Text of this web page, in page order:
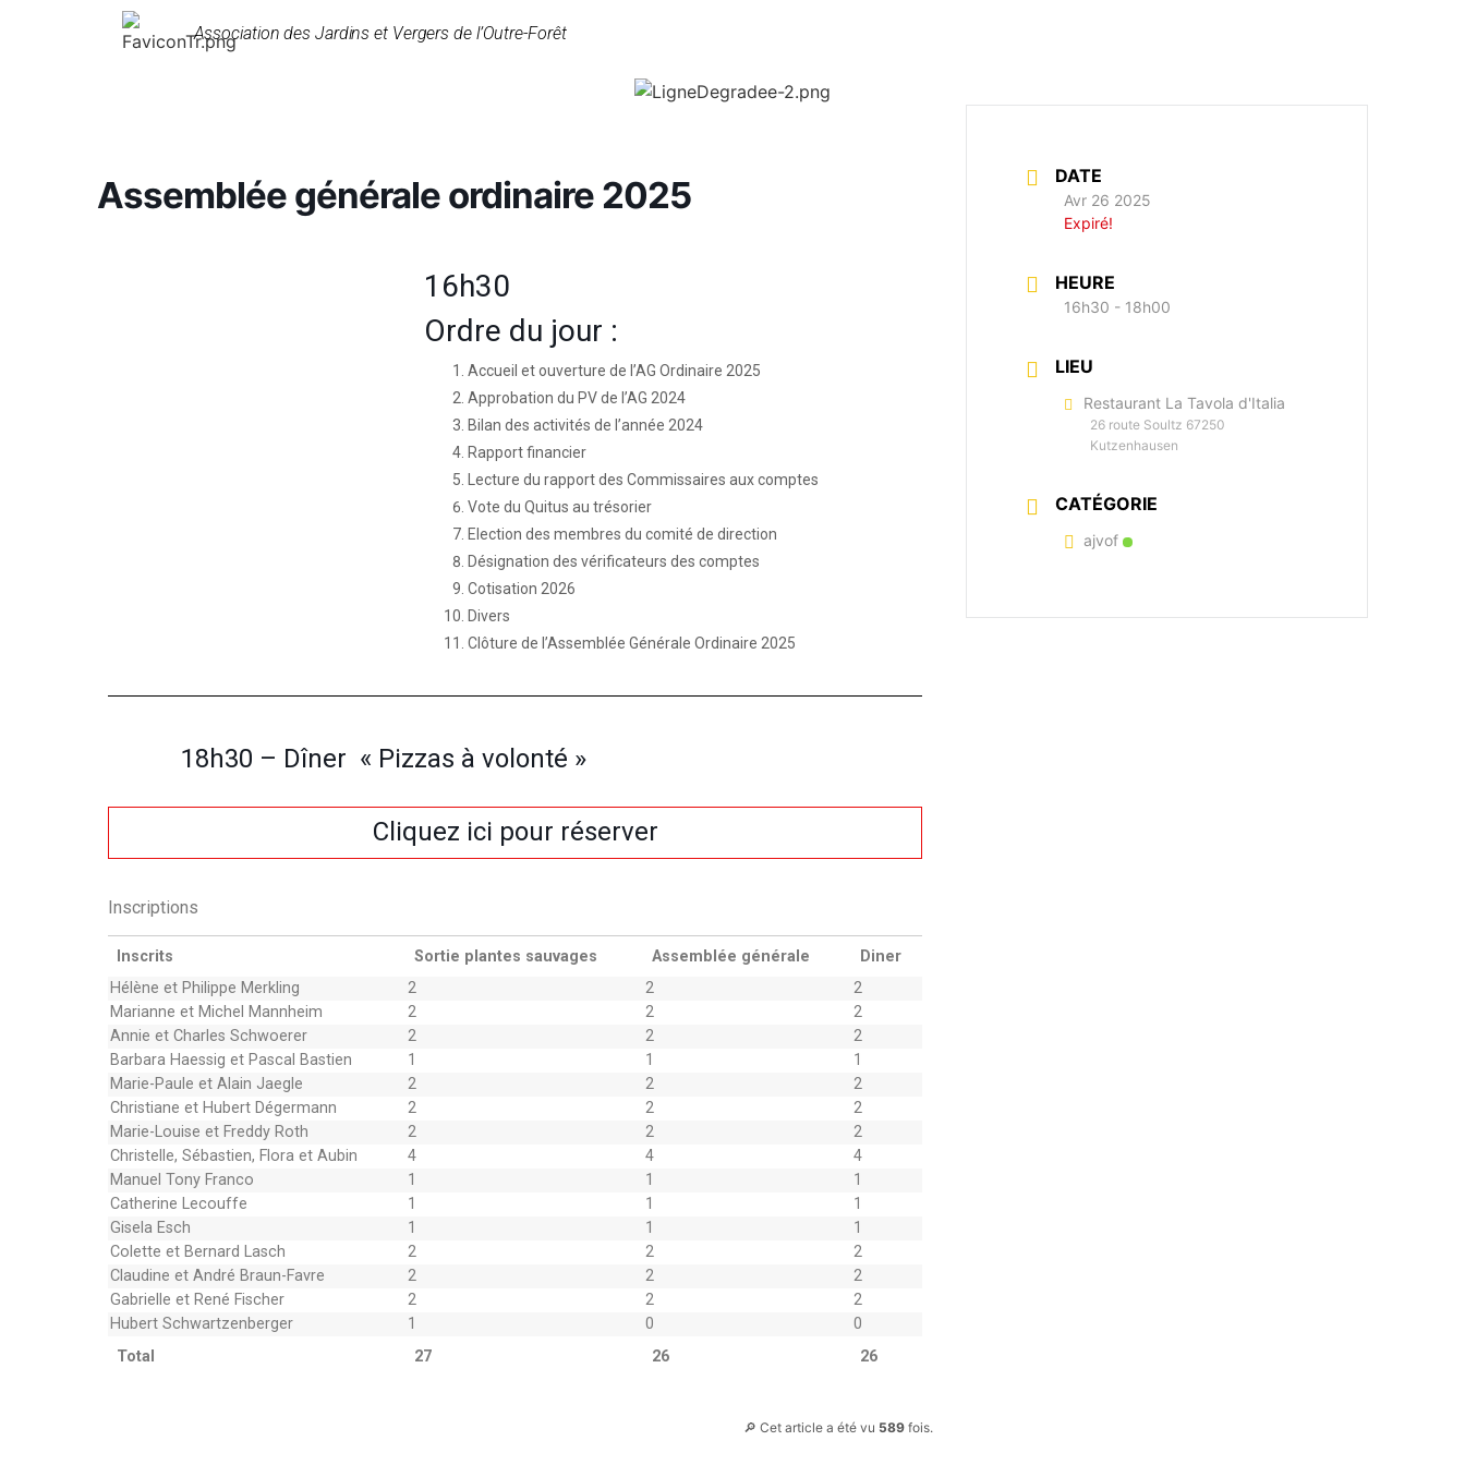
Association des Jardins et Vergers de l’Outre-Forêt
Assemblée générale ordinaire 2025
16h30
Ordre du jour :
Accueil et ouverture de l’AG Ordinaire 2025
Approbation du PV de l’AG 2024
Bilan des activités de l’année 2024
Rapport financier
Lecture du rapport des Commissaires aux comptes
Vote du Quitus au trésorier
Election des membres du comité de direction
Désignation des vérificateurs des comptes
Cotisation 2026
Divers
Clôture de l’Assemblée Générale Ordinaire 2025
18h30 – Dîner « Pizzas à volonté »
Cliquez ici pour réserver
Inscriptions
Inscrits Sortie plantes sauvages Assemblée générale
Diner
Hélène et Philippe Merkling
2 2
2
Marianne et Michel Mannheim
2 2
2
Annie et Charles Schwoerer
2 2
2
Barbara Haessig et Pascal Bastien
1 1
1
Marie-Paule et Alain Jaegle
2 2
2
Christiane et Hubert Dégermann
2 2
2
Marie-Louise et Freddy Roth
2 2
2
Christelle, Sébastien, Flora et Aubin
4 4
4
Manuel Tony Franco
1 1
1
Catherine Lecouffe
1 1
1
Gisela Esch
1 1
1
Colette et Bernard Lasch
2 2
2
Claudine et André Braun-Favre
2 2
2
Gabrielle et René Fischer
2 2
2
Hubert Schwartzenberger
1 0
0
Total
27 26 26
🔎 Cet article a été vu 589 fois.
DATE
Avr 26 2025
Expiré!
HEURE
16h30 - 18h00
LIEU
Restaurant La Tavola d'Italia
26 route Soultz 67250
Kutzenhausen
CATÉGORIE
ajvof